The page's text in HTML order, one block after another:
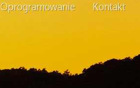
Oprogramowanie Kontakt